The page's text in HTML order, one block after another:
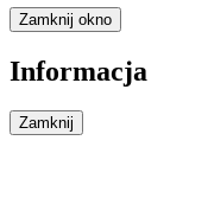
Zamknij okno
Informacja
Zamknij